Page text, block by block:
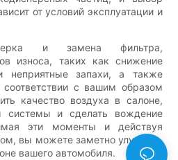
от условий эксплуатации и
и замена фильтра,
износа, таких как снижение
неприятные запахи, а также
с вашим образом
качество воздуха в салоне,
системы и сделать вождение
эти моменты и действуя
вы можете заметно улучшить
вашего автомобиля.